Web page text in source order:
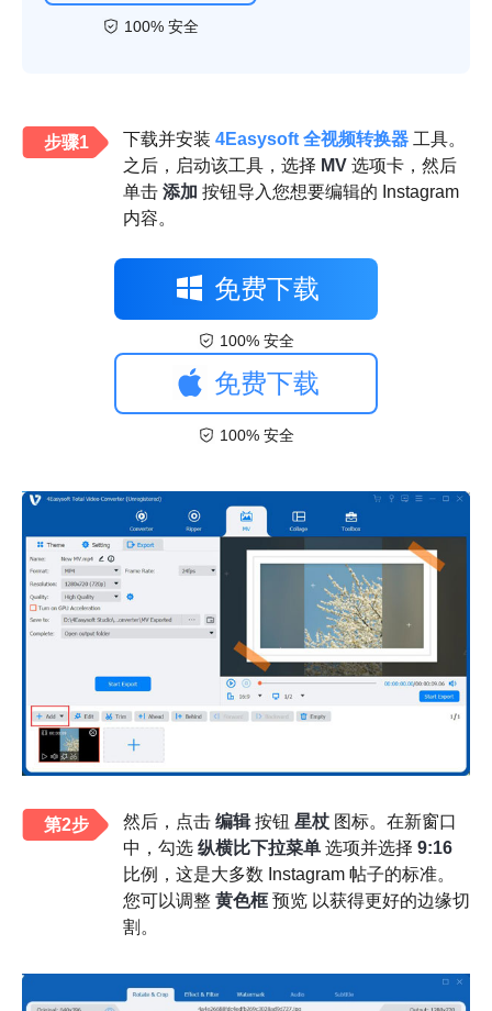
100% 安全
步骤1 下载并安装 4Easysoft 全视频转换器 工具。
之后，启动该工具，选择 MV 选项卡，然后
单击 添加 按钮导入您想要编辑的 Instagram
内容。
免费下载
100% 安全
免费下载
100% 安全
第2步 然后，点击 编辑按钮 星杖 图标。在新窗口
中，勾选 纵横比下拉菜单 选项并选择 9:16
比例，这是大多数 Instagram 帖子的标准。
您可以调整 黄色框预览 以获得更好的边缘切
割。